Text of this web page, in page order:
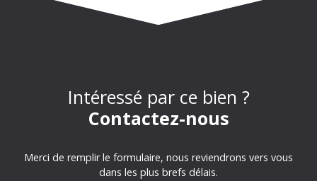
Intéressé par ce bien ?
Contactez-nous
Merci de remplir le formulaire, nous reviendrons vers vous
dans les plus brefs délais.